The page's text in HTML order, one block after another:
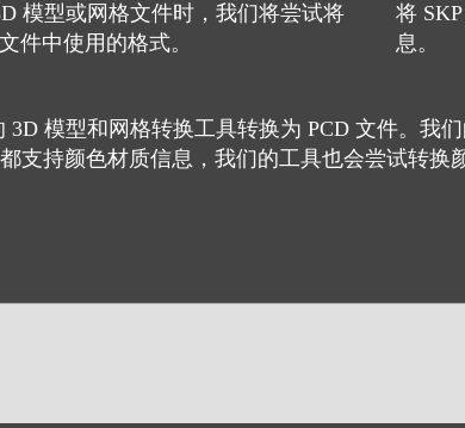
模型或网格文件时，我们将尝试将
件中使用的格式。
将
息。
3D 模型和网格转换工具转换为 PCD 文件。我
支持颜色材质信息，我们的工具也会尝试转换